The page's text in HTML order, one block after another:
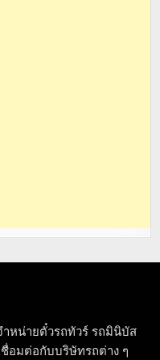
หน่ายตั๋วรถทัวร์ รถมินิบัส
อมต่อกับบริษัทรถต่าง ๆ